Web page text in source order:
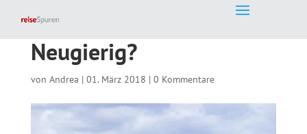
Neugierig?
von Andrea | 01. März 2018 | 0 Kommentare